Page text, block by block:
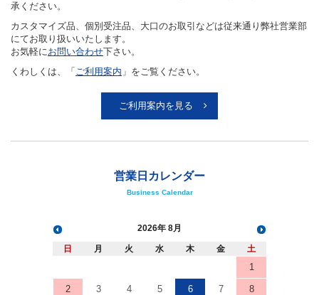
承ください。
カスタマイズ品、個別受注品、大口のお取引などは従来通り弊社営業部
にてお取り扱いいたします。
お気軽にお問い合わせ下さい。
くわしくは、「 ご利用案内 」をご覧ください。
ご利用案内を見る
営業日カレンダー
Business Calendar
2026 8月
日 月 火 水 木 金 土
1
2 3 4 5 6 7 8